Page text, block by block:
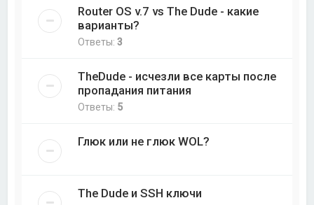
Router OS v.7 vs The Dude - какие
варианты?
Ответы:3
TheDude - исчезли все карты после
пропадания питания
Ответы: 5
Глюк или не глюк WOL?
The Dude и SSH ключи